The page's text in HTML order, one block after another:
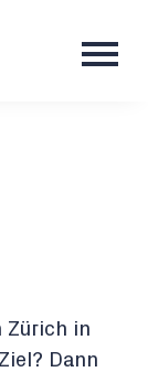
Zürich in
Dann